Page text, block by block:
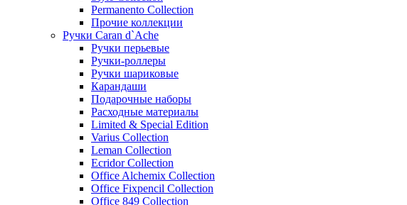
Permanento Collection
Прочие коллекции
Ручки Caran d`Ache
Ручки перьевые
Ручки-роллеры
Ручки шариковые
Карандаши
Подарочные наборы
Расходные материалы
Limited & Special Edition
Varius Collection
Leman Collection
Ecridor Collection
Office Alchemix Collection
Office Fixpencil Collection
Office 849 Collection